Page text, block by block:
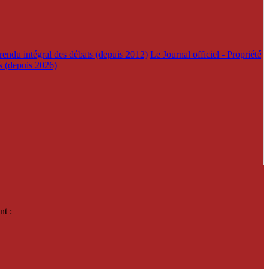
intégral des débats (depuis 2012) Le Journal officiel - Propriété
(depuis 2026)
: